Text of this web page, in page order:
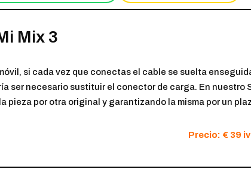
Mix 3
si cada vez que conectas el cable se suelta
ser necesario sustituir el conector de carga. En nuestro
por otra original y garantizando la misma por un
Precio: € 39